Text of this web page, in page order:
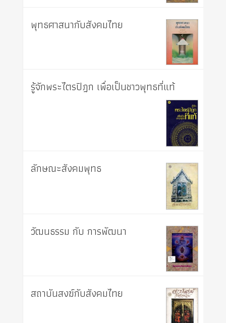
พุทธศาสนากับสังคมไทย
รู้จักพระไตรปิฎก เพื่อเป็นชาวพุทธที่แท้
ลักษณะสังคมพุทธ
วัฒนธรรม กับ การพัฒนา
สถาบันสงฆ์กับสังคมไทย